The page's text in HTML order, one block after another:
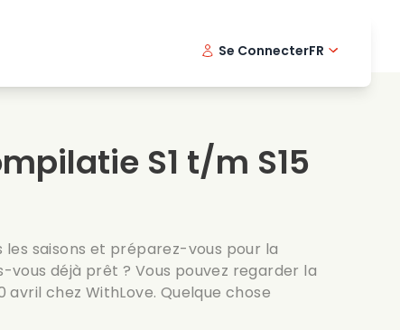
romantiques
Mariage
Se ConnecterFR
S1 t/m S15
les saisons et préparez-vous pour la
vous déjà prêt ? Vous pouvez regarder la
avril chez WithLove. Quelque chose